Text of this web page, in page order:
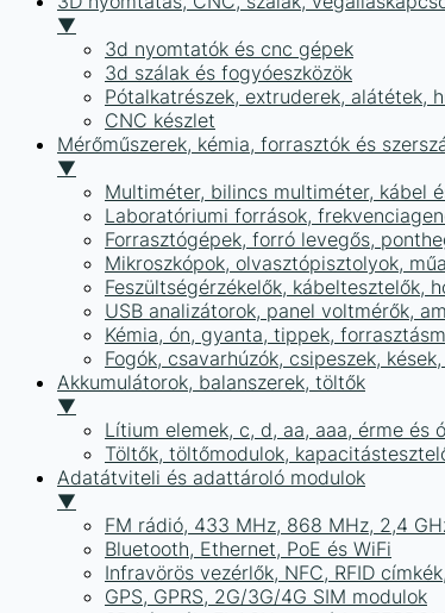
▼
3d nyomtatók és cnc gépek
3d szálak és fogyóeszközök
Pótalkatrészek, extruderek, alátétek,
CNC készlet
Mérőműszerek, kémia, forrasztók és
▼
Multiméter, bilincs multiméter, kábel
Laboratóriumi források,
Forrasztógépek, forró levegős,
Mikroszkópok, olvasztópisztolyok,
Feszültségérzékelők, kábeltesztelők,
USB analizátorok, panel voltmérők,
Kémia, ón, gyanta, tippek,
Fogók, csavarhúzók, csipeszek,
Akkumulátorok, balanszerek, töltők
▼
Lítium elemek, c, d, aa, aaa, érme és
Töltők, töltőmodulok,
Adatátviteli és adattároló modulok
▼
FM rádió, 433 MHz, 868 MHz, 2,4
Bluetooth, Ethernet, PoE és WiFi
Infravörös vezérlők, NFC, RFID
GPS, GPRS, 2G/3G/4G SIM modulok